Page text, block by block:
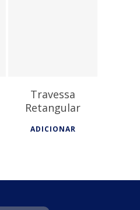
Travessa
Retangular
ADICIONAR